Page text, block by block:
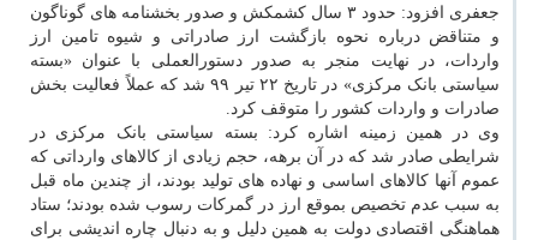
‎جعفری افزود: حدود ۳ سال کشمکش و صدور بخشنامه های گوناگون
و متناقض درباره نحوه بازگشت ارز صادراتی و شیوه تامین ارز
واردات، در نهایت منجر به صدور دستورالعملی با عنوان «بسته
سیاستی بانک مرکزی» در تاریخ ۲۲ تیر ۹۹ شد که عملاً فعالیت بخش
صادرات و واردات کشور را متوقف کرد.
وی در همین زمینه اشاره کرد: بسته سیاستی بانک مرکزی در
شرایطی صادر شد که در آن برهه، حجم زیادی از کالاهای وارداتی که
عموم آنها کالاهای اساسی و نهاده های تولید بودند، از چندین ماه قبل
به سبب عدم تخصیص بموقع ارز در گمرکات رسوب شده بودند؛ ستاد
هماهنگی اقتصادی دولت به همین دلیل و به دنبال چاره اندیشی برای